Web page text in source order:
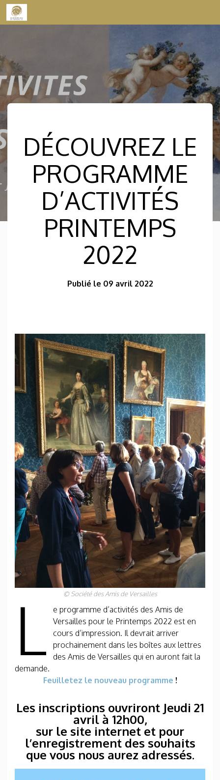
Skip to content
DÉCOUVREZ LE
PROGRAMME
D’ACTIVITÉS
PRINTEMPS
2022
Publié le 09 avril 2022
© Société des Amis de Versailles
L
e programme d’activités des Amis de
Versailles pour le Printemps 2022 est en
cours d’impression. Il devrait arriver
prochainement dans les boîtes aux lettres
des Amis de Versailles qui en auront fait la
demande.
Feuilletez le nouveau programme !
Les inscriptions ouvriront Jeudi 21
avril à 12h00,
sur le site internet et pour
l’enregistrement des souhaits
que vous nous aurez adressés.